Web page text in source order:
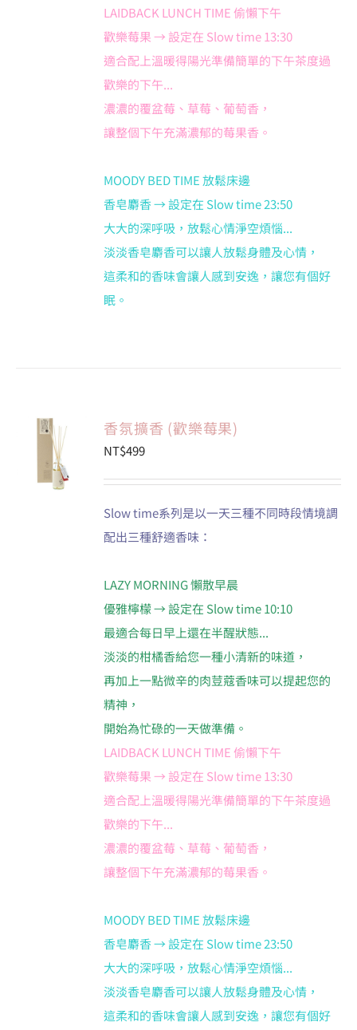
LAIDBACK LUNCH TIME 偷懶下午
歡樂莓果 → 設定在 Slow time 13:30
適合配上溫暖得陽光準備簡單的下午茶度過
歡樂的下午...
濃濃的覆盆莓、草莓、葡萄香，
讓整個下午充滿濃郁的莓果香。
MOODY BED TIME 放鬆床邊
香皂麝香 → 設定在 Slow time 23:50
大大的深呼吸，放鬆心情淨空煩惱...
淡淡香皂麝香可以讓人放鬆身體及心情，
這柔和的香味會讓人感到安逸，讓您有個好
眠。
物車
詳
情
香氛擴香 (歡樂莓果)
NT$499
Slow time系列是以一天三種不同時段情境調
配出三種舒適香味：
LAZY MORNING 懶散早晨
優雅檸檬 → 設定在 Slow time 10:10
最適合每日早上還在半醒狀態...
淡淡的柑橘香給您一種小清新的味道，
再加上一點微辛的肉荳蔻香味可以提起您的
精神，
開始為忙碌的一天做準備。
LAIDBACK LUNCH TIME 偷懶下午
歡樂莓果 → 設定在 Slow time 13:30
適合配上溫暖得陽光準備簡單的下午茶度過
歡樂的下午...
濃濃的覆盆莓、草莓、葡萄香，
讓整個下午充滿濃郁的莓果香。
MOODY BED TIME 放鬆床邊
香皂麝香 → 設定在 Slow time 23:50
大大的深呼吸，放鬆心情淨空煩惱...
淡淡香皂麝香可以讓人放鬆身體及心情，
這柔和的香味會讓人感到安逸，讓您有個好